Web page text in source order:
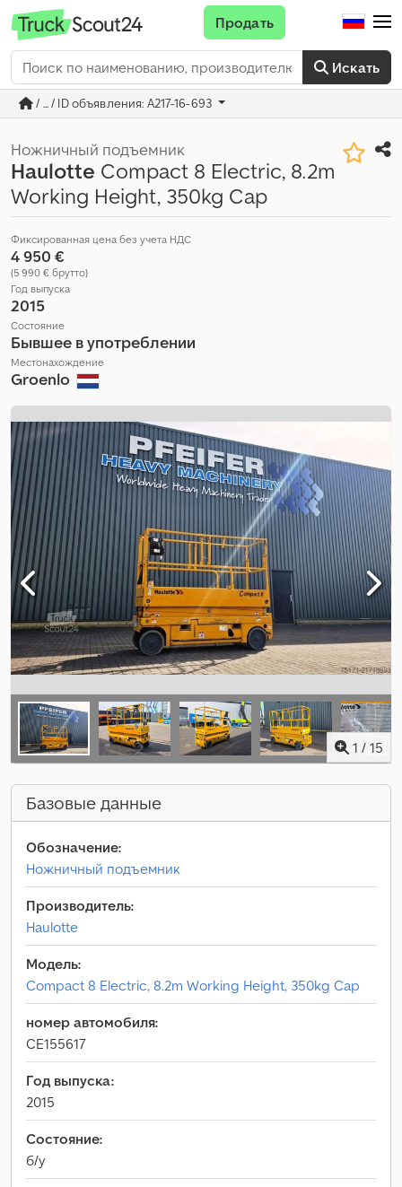
Искать
Продать
/ ... / ID объявления: A217-16-693
Ножничный подъемник
Haulotte Compact 8 Electric, 8.2m
Working Height, 350kg Cap
Фиксированная цена без учета НДС
4 950 €
(5 990 € брутто)
Год выпуска
2015
Состояние
Бывшее в употреблении
Местонахождение
Groenlo
1 / 15
Базовые данные
Обозначение:
Ножничный подъемник
Производитель:
Haulotte
Модель:
Compact 8 Electric, 8.2m Working Height, 350kg Cap
номер автомобиля:
CE155617
Год выпуска:
2015
Состояние:
б/у